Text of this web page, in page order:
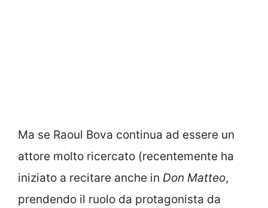
Ma se Raoul Bova continua ad essere un
attore molto ricercato (recentemente ha
iniziato a recitare anche in Don Matteo,
prendendo il ruolo da protagonista da